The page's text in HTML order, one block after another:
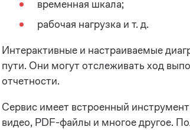
временная шкала;
рабочая нагрузка и т. д.
Интерактивные и настраиваемые
пути. Они могут отслеживать ход
отчетности.
Сервис имеет встроенный
видео, PDF-файлы и многое другое.